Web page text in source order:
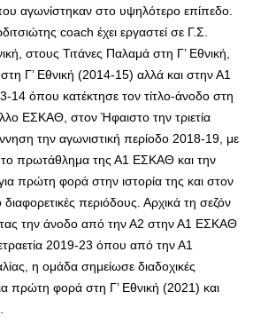
αγωνίστηκαν στο υψηλότερο επίπεδο.
coach έχει εργαστεί σε Γ.Σ.
στους Τιτάνες Παλαμά στη Γ’ Εθνική,
Γ’ Εθνική (2014-15) αλλά και στην Α1
όπου κατέκτησε τον τίτλο-άνοδο στη
ΕΣΚΑΘ, στον Ήφαιστο την τριετία
την αγωνιστική περίοδο 2018-19, με
το πρωτάθλημα της Α1 ΕΣΚΑΘ και την
πρώτη φορά στην ιστορία της και στον
περιόδους. Αρχικά τη σεζόν
την άνοδο από την Α2 στην Α1 ΕΣΚΑΘ
2019-23 όπου από την Α1
η ομάδα σημείωσε διαδοχικές
πρώτη φορά στη Γ’ Εθνική (2021) και